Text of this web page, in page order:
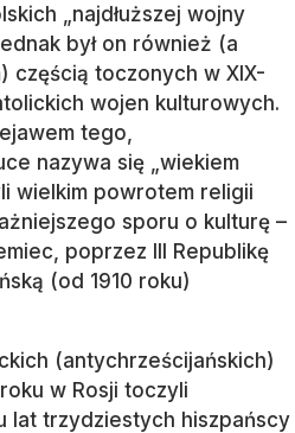
„najdłuższej wojny
był on również (a
częścią toczonych w XIX-
wojen kulturowych.
tego,
nazywa się „wiekiem
wielkim powrotem religii
sporu o kulturę –
poprzez III Republikę
(od 1910 roku)
(antychrześcijańskich)
w Rosji toczyli
lat trzydziestych hiszpańscy